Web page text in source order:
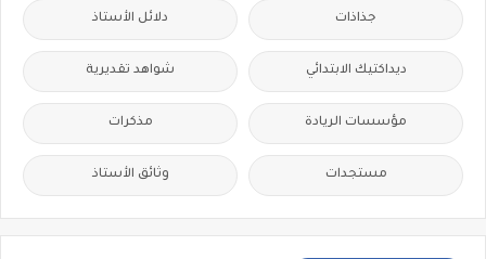
جذاذات دلائل الأستاذ
ديداكتيك الابتدائي شواهد تقديرية
مؤسسات الريادة مذكرات
مستجدات وثائق الأستاذ